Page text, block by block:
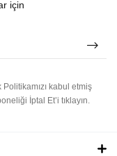
için
kabul etmiş
İptal Et’i tıklayın.